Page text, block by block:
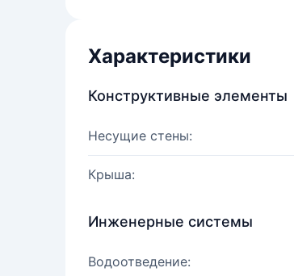
Характеристики
Конструктивные элементы
Несущие стены:
Крыша:
Инженерные системы
Водоотведение: